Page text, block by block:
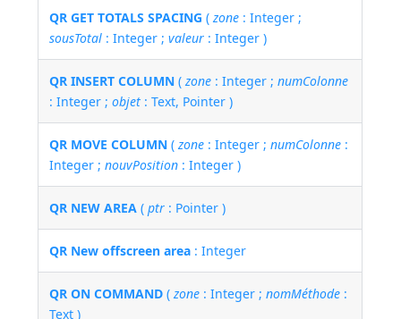
QR GET TOTALS SPACING (zone : Integer ;
sousTotal : Integer ;valeur : Integer )
QR INSERT COLUMN (zone : Integer ;numColonne
: Integer ;objet : Text, Pointer )
QR MOVE COLUMN (zone : Integer ;numColonne :
Integer ;nouvPosition : Integer )
QR NEW AREA (ptr : Pointer )
QR New offscreen area : Integer
QR ON COMMAND (zone : Integer ;nomMéthode :
Text )